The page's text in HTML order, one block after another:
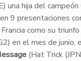
una hija del campeón
9 presentaciones
como su
en el mes de junio,
(Hat Trick